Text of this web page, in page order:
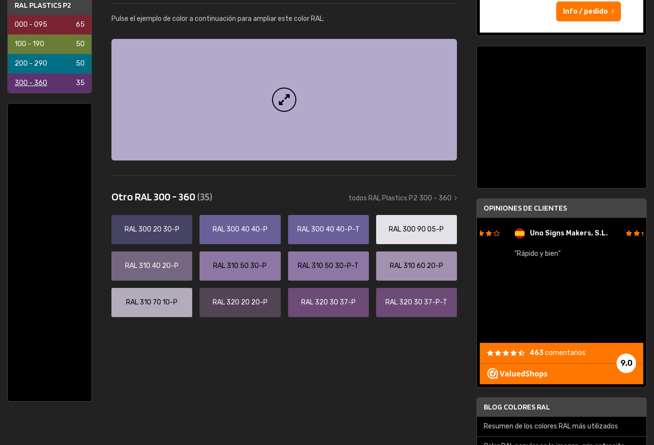
RAL PLASTICS P2
000 - 095 65
100 - 190 50
200 - 290 50
300 - 360 35
Pulse el ejemplo de color a continuación para ampliar este color RAL:
Otro RAL 300 - 360(35) todos RAL Plastics P2 300 - 360
RAL 300 20 30-P RAL 300 40 40-P RAL 300 40 40-P-T RAL 300 90 05-P
RAL 310 40 20-P RAL 310 50 30-P RAL 310 50 30-P-T RAL 310 60 20-P
RAL 310 70 10-P RAL 320 20 20-P RAL 320 30 37-P RAL 320 30 37-P-T
Info / pedido
OPINIONES DE CLIENTES
Enrique
"Buen servicio. No obstante No es fácil
encontrar/comprar lo que se busca"
Uno Signs Makers, S.L.
"Rápido y bien"
9,0
463comentarios
BLOG COLORES RAL
Resumen de los colores RAL más utilizados